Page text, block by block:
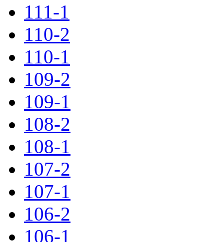
111-1
110-2
110-1
109-2
109-1
108-2
108-1
107-2
107-1
106-2
106-1